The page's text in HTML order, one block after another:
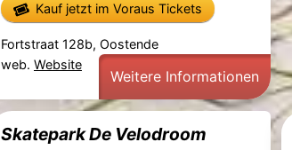
Kauf jetzt im Voraus Tickets
Fortstraat 128b, Oostende
web. Website
Weitere Informationen
Skatepark De Velodroom